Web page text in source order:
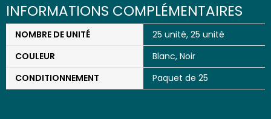
INFORMATIONS COMPLÉMENTAIRES
NOMBRE DE UNITÉ
25 unité, 25 unité
COULEUR
Blanc, Noir
CONDITIONNEMENT
Paquet de 25